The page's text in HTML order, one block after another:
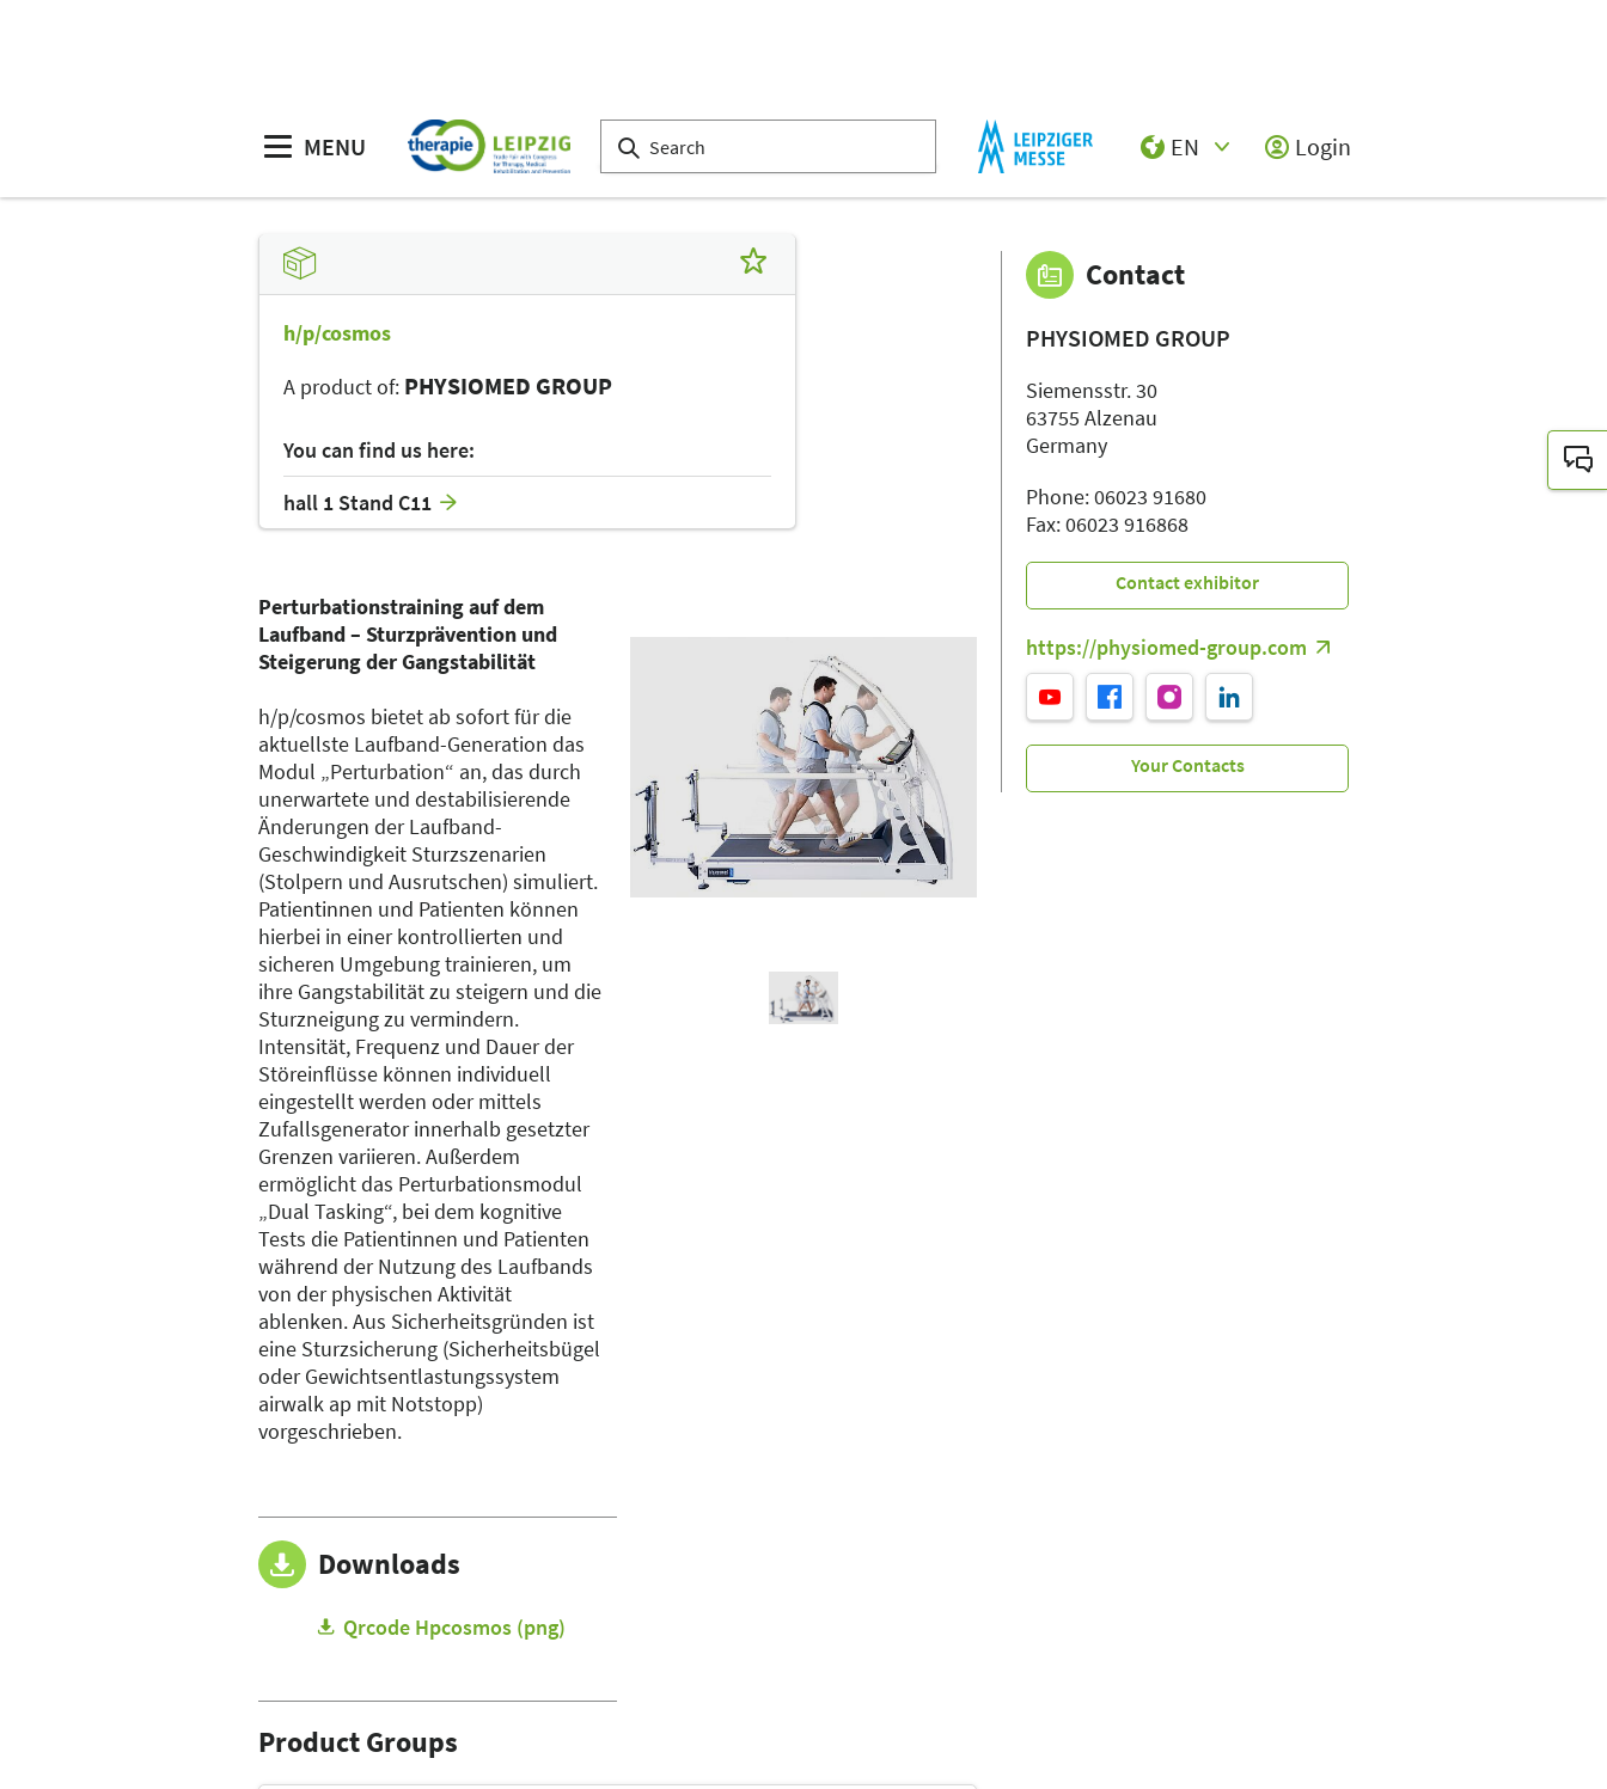
Homepage Exhibitor Catalog PHYSIOMED GROUP
Share
h/p/cosmos
A product of: PHYSIOMED GROUP
You can find us here:
hall 1 Stand C11
Perturbationstraining auf dem
Laufband – Sturzprävention und
Steigerung der Gangstabilität
h/p/cosmos bietet ab sofort für die
aktuellste Laufband-Generation das
Modul „Perturbation“ an, das durch
unerwartete und destabilisierende
Änderungen der Laufband-
Geschwindigkeit Sturzszenarien
(Stolpern und Ausrutschen) simuliert.
Patientinnen und Patienten können
hierbei in einer kontrollierten und
sicheren Umgebung trainieren, um
ihre Gangstabilität zu steigern und die
Sturzneigung zu vermindern.
Intensität, Frequenz und Dauer der
Störeinflüsse können individuell
eingestellt werden oder mittels
Zufallsgenerator innerhalb gesetzter
Grenzen variieren. Außerdem
ermöglicht das Perturbationsmodul
„Dual Tasking“, bei dem kognitive
Tests die Patientinnen und Patienten
während der Nutzung des Laufbands
von der physischen Aktivität
ablenken. Aus Sicherheitsgründen ist
eine Sturzsicherung (Sicherheitsbügel
oder Gewichtsentlastungssystem
airwalk ap mit Notstopp)
vorgeschrieben.
Downloads
Qrcode Hpcosmos (png)
Product Groups
Contact
PHYSIOMED GROUP
63755 Alzenau
Phone: 06023 91680
Fax: 06023 916868
Contact exhibitor
https://physiomed-group.com
Your Contacts